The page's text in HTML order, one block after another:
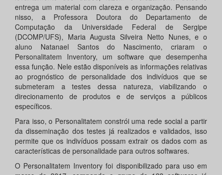
entrega um material com clareza e organização. Pensando
nisso, a Professora Doutora do Departamento de
Computação da Universidade Federal de Sergipe
(DCOMP/UFS), Maria Augusta Silveira Netto Nunes, e o
aluno Natanael Santos do Nascimento, criaram o
Personalitatem Inventory, um software que desempenha
essa função. Nele estão disponíveis as informações relativas
ao prognóstico de personalidade dos indivíduos que se
submeteram a testes dessa natureza, viabilizando o
direcionamento de produtos e de serviços a públicos
específicos.
Para isso, o Personalitatem constrói uma rede social a partir
da disseminação dos testes já realizados e validados, isso
permite que os indivíduos possam extrair os dados com as
características de personalidade para outros softwares.
O Personalitatem Inventory foi disponibilizado para uso em